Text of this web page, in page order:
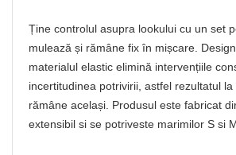
Ține controlul asupra lookului cu un set
mulează și rămâne fix în mișcare.
materialul elastic elimină intervențiile
incertitudinea potrivirii, astfel rezultatul
rămâne același. Produsul este fabricat
extensibil si se potriveste marimilor S si